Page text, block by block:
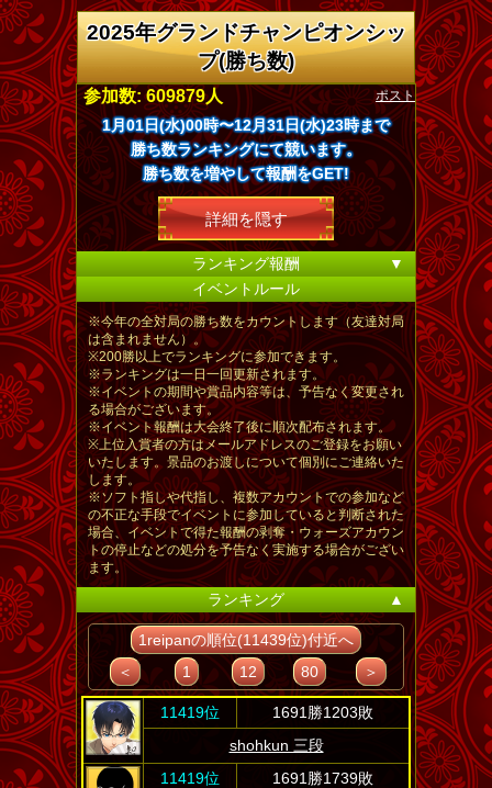
2025年グランドチャンピオンシッ
プ(勝ち数)
ポスト
参加数: 609879人
1月01日(水)00時〜12月31日(水)23時まで
勝ち数ランキングにて競います。
勝ち数を増やして報酬をGET!
詳細を隠す
ランキング報酬
▼
イベントルール
※今年の全対局の勝ち数をカウントします（友達対局
は含まれません）。
※200勝以上でランキングに参加できます。
※ランキングは一日一回更新されます。
※イベントの期間や賞品内容等は、予告なく変更され
る場合がございます。
※イベント報酬は大会終了後に順次配布されます。
※上位入賞者の方はメールアドレスのご登録をお願い
いたします。景品のお渡しについて個別にご連絡いた
します。
※ソフト指しや代指し、複数アカウントでの参加など
の不正な手段でイベントに参加していると判断された
場合、イベントで得た報酬の剥奪・ウォーズアカウン
トの停止などの処分を予告なく実施する場合がござい
ます。
ランキング ▲
1reipanの順位(11439位)付近へ
＜
1 12 80 ＞
11419位
1691勝1203敗
shohkun 三段
11419位
1691勝1739敗